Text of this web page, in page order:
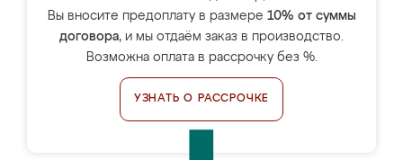
Вы вносите предоплату в размере 10% от суммы
договора, и мы отдаём заказ в производство.
Возможна оплата в рассрочку без %.
УЗНАТЬ О РАССРОЧКЕ